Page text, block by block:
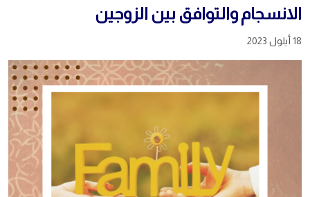
الانسجام والتوافق بين الزوجين
18 أيلول 2023